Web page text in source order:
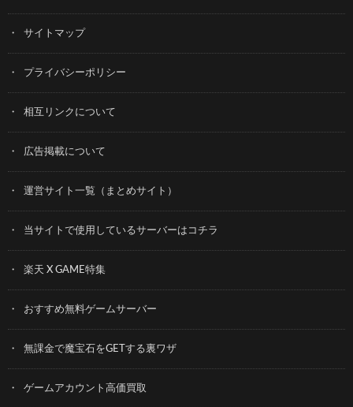
サイトマップ
プライバシーポリシー
相互リンクについて
広告掲載について
運営サイト一覧（まとめサイト）
当サイトで使用しているサーバーはコチラ
楽天 X GAME特集
おすすめ無料ゲームサーバー
無課金で魔宝石をGETする裏ワザ
ゲームアカウント高価買取